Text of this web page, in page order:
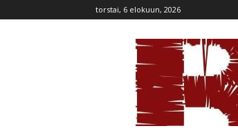
torstai, 6 elokuun, 2026